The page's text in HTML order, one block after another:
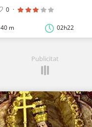
0 ·
40 m 02h22
Publicitat